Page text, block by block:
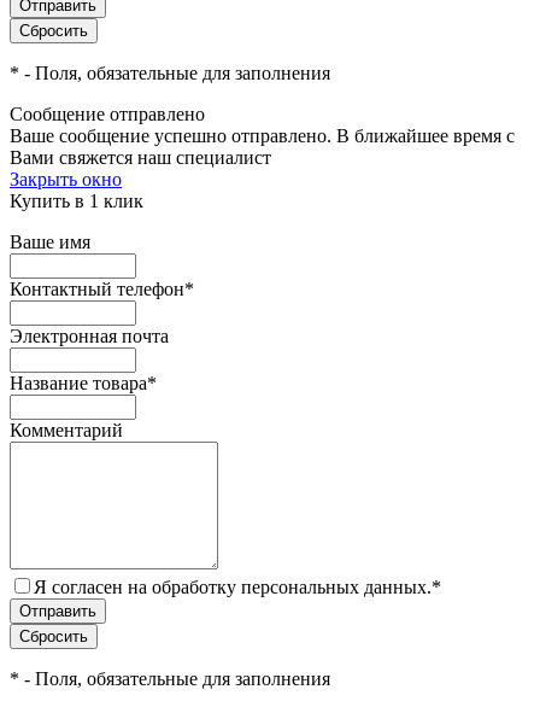
* - Поля, обязательные для заполнения
Сообщение отправлено
Ваше сообщение успешно отправлено. В ближайшее время с
Вами свяжется наш специалист
Закрыть окно
Купить в 1 клик
Ваше имя
Контактный телефон*
Электронная почта
Название товара*
Комментарий
Я согласен на обработку персональных данных.*
* - Поля, обязательные для заполнения